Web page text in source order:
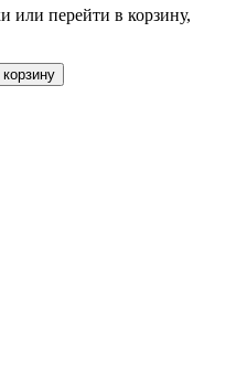
или перейти в корзину,